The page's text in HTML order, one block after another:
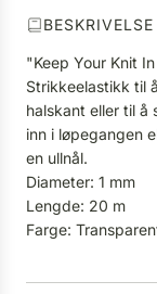
BESKRIVELSE
"Keep Your Knit
Strikkeelastikk til
halskant eller til å
inn i løpegangen
en ullnål.
Diameter: 1 mm
Lengde: 20 m
Farge: